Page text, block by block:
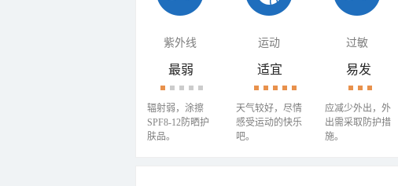
紫外线 运动 过敏
最弱
辐射弱，涂擦
SPF8-12防晒护
肤品。
适宜
天气较好，尽情
感受运动的快乐
吧。
易发
应减少外出，外
出需采取防护措
施。